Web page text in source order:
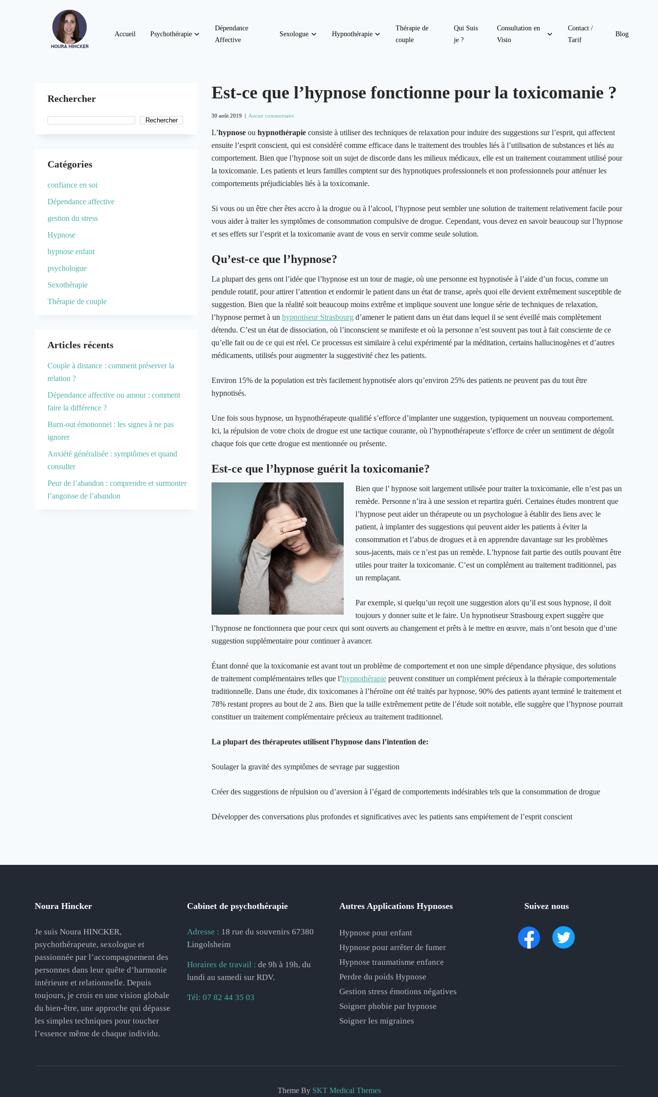
Accueil Psychothérapie
Dépendance
Affective
Sexologue Hypnothérapie
Thérapie de
couple
Qui Suis
je ?
Consultation en
Visio
Contact /
Tarif
Blog
Est-ce que l’hypnose fonctionne pour la toxicomanie ?
30 août 2019 | Aucun commentaire
L’hypnose ou hypnothérapie consiste à utiliser des techniques de relaxation pour induire des suggestions sur l’esprit, qui affectent
ensuite l’esprit conscient, qui est considéré comme efficace dans le traitement des troubles liés à l’utilisation de substances et liés au
comportement. Bien que l’hypnose soit un sujet de discorde dans les milieux médicaux, elle est un traitement couramment utilisé pour
la toxicomanie. Les patients et leurs familles comptent sur des hypnotiques professionnels et non professionnels pour atténuer les
comportements préjudiciables liés à la toxicomanie.
Si vous ou un être cher êtes accro à la drogue ou à l’alcool, l’hypnose peut sembler une solution de traitement relativement facile pour
vous aider à traiter les symptômes de consommation compulsive de drogue. Cependant, vous devez en savoir beaucoup sur l’hypnose
et ses effets sur l’esprit et la toxicomanie avant de vous en servir comme seule solution.
Qu’est-ce que l’hypnose?
La plupart des gens ont l’idée que l’hypnose est un tour de magie, où une personne est hypnotisée à l’aide d’un focus, comme un
pendule rotatif, pour attirer l’attention et endormir le patient dans un état de transe, après quoi elle devient extrêmement susceptible de
suggestion. Bien que la réalité soit beaucoup moins extrême et implique souvent une longue série de techniques de relaxation,
l’hypnose permet à un hypnotiseur Strasbourg d’amener le patient dans un état dans lequel il se sent éveillé mais complètement
détendu. C’est un état de dissociation, où l’inconscient se manifeste et où la personne n’est souvent pas tout à fait consciente de ce
qu’elle fait ou de ce qui est réel. Ce processus est similaire à celui expérimenté par la méditation, certains hallucinogènes et d’autres
médicaments, utilisés pour augmenter la suggestivité chez les patients.
Environ 15% de la population est très facilement hypnotisée alors qu’environ 25% des patients ne peuvent pas du tout être
hypnotisés.
Une fois sous hypnose, un hypnothérapeute qualifié s’efforce d’implanter une suggestion, typiquement un nouveau comportement.
Ici, la répulsion de votre choix de drogue est une tactique courante, où l’hypnothérapeute s’efforce de créer un sentiment de dégoût
chaque fois que cette drogue est mentionnée ou présente.
Est-ce que l’hypnose guérit la toxicomanie?
Bien que l’ hypnose soit largement utilisée pour traiter la toxicomanie, elle n’est pas un
remède. Personne n’ira à une session et repartira guéri. Certaines études montrent que
l’hypnose peut aider un thérapeute ou un psychologue à établir des liens avec le
patient, à implanter des suggestions qui peuvent aider les patients à éviter la
consommation et l’abus de drogues et à en apprendre davantage sur les problèmes
sous-jacents, mais ce n’est pas un remède. L’hypnose fait partie des outils pouvant être
utiles pour traiter la toxicomanie. C’est un complément au traitement traditionnel, pas
un remplaçant.
Par exemple, si quelqu’un reçoit une suggestion alors qu’il est sous hypnose, il doit
toujours y donner suite et le faire. Un hypnotiseur Strasbourg expert suggère que
l’hypnose ne fonctionnera que pour ceux qui sont ouverts au changement et prêts à le mettre en œuvre, mais n’ont besoin que d’une
suggestion supplémentaire pour continuer à avancer.
Étant donné que la toxicomanie est avant tout un problème de comportement et non une simple dépendance physique, des solutions
de traitement complémentaires telles que l’hypnothérapie peuvent constituer un complément précieux à la thérapie comportementale
traditionnelle. Dans une étude, dix toxicomanes à l’héroïne ont été traités par hypnose, 90% des patients ayant terminé le traitement et
78% restant propres au bout de 2 ans. Bien que la taille extrêmement petite de l’étude soit notable, elle suggère que l’hypnose pourrait
constituer un traitement complémentaire précieux au traitement traditionnel.
La plupart des thérapeutes utilisent l’hypnose dans l’intention de:
Soulager la gravité des symptômes de sevrage par suggestion
Créer des suggestions de répulsion ou d’aversion à l’égard de comportements indésirables tels que la consommation de drogue
Développer des conversations plus profondes et significatives avec les patients sans empiétement de l’esprit conscient
Rechercher
Rechercher
Catégories
confiance en soi
Dépendance affective
gestion du stress
Hypnose
hypnose enfant
psychologue
Sexothérapie
Thérapie de couple
Articles récents
Couple à distance : comment préserver la
relation ?
Dépendance affective ou amour : comment
faire la différence ?
Burn-out émotionnel : les signes à ne pas
ignorer
Anxiété généralisée : symptômes et quand
consulter
Peur de l’abandon : comprendre et surmonter
l’angoisse de l’abandon
Noura Hincker
Je suis Noura HINCKER,
psychothérapeute, sexologue et
passionnée par l’accompagnement des
personnes dans leur quête d’harmonie
intérieure et relationnelle. Depuis
toujours, je crois en une vision globale
du bien-être, une approche qui dépasse
les simples techniques pour toucher
l’essence même de chaque individu.
Cabinet de psychothérapie
Adresse : 18 rue du souvenirs 67380
Lingolsheim
Horaires de travail : de 9h à 19h, du
lundi au samedi sur RDV.
Tél: 07 82 44 35 03
Autres Applications Hypnoses
Hypnose pour enfant
Hypnose pour arrêter de fumer
Hypnose traumatisme enfance
Perdre du poids Hypnose
Gestion stress émotions négatives
Soigner phobie par hypnose
Soigner les migraines
Suivez nous
Theme By SKT Medical Themes